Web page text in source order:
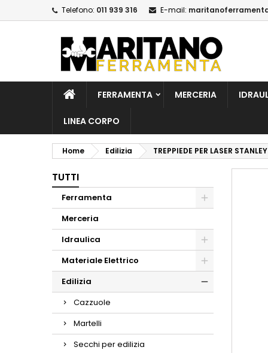
Telefono: 011 939 316 E-mail:
FERRAMENTA MERCERIA
LINEA CORPO
Home Edilizia TREPPIEDE PER LASER
TUTTI
Ferramenta
Merceria
Idraulica
Materiale Elettrico
Edilizia
Cazzuole
Martelli
Secchi per edilizia